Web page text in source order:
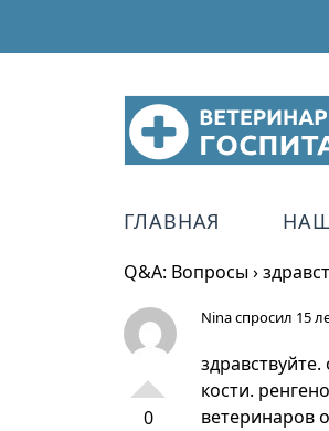
ГЛАВНАЯ
Q&A: Вопросы›
0
Ninaспросил 15
кости.
ветеринаров